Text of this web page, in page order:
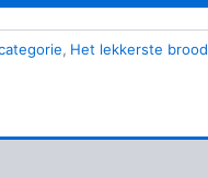
, Het lekkerste brood